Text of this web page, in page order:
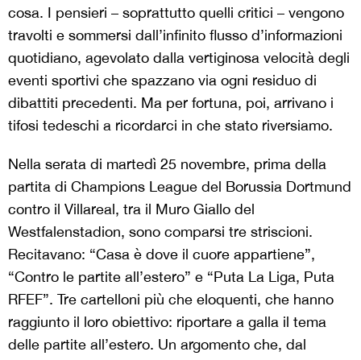
cosa. I pensieri – soprattutto quelli critici – vengono
travolti e sommersi dall’infinito flusso d’informazioni
quotidiano, agevolato dalla vertiginosa velocità degli
eventi sportivi che spazzano via ogni residuo di
dibattiti precedenti. Ma per fortuna, poi, arrivano i
tifosi tedeschi a ricordarci in che stato riversiamo.
Nella serata di martedì 25 novembre, prima della
partita di Champions League del Borussia Dortmund
contro il Villareal, tra il Muro Giallo del
Westfalenstadion, sono comparsi tre striscioni.
Recitavano: “Casa è dove il cuore appartiene”,
“Contro le partite all’estero” e “Puta La Liga, Puta
RFEF”. Tre cartelloni più che eloquenti, che hanno
raggiunto il loro obiettivo: riportare a galla il tema
delle partite all’estero. Un argomento che, dal